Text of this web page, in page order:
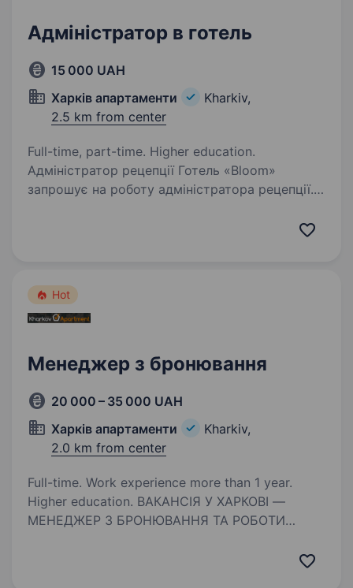
Адміністратор в готель
15 000 UAH
Харків апартаменти
Kharkiv,
2.5 km from center
Full-time, part-time. Higher education.
Адміністратор рецепції Готель «Вloom»
запрошує на роботу адміністратора рецепції.
Hot
Менеджер з бронювання
20 000 – 35 000 UAH
Харків апартаменти
Kharkiv,
2.0 km from center
Full-time. Work experience more than 1 year.
Higher education. ВАКАНСІЯ У ХАРКОВІ —
МЕНЕДЖЕР З БРОНЮВАННЯ ТА РОБОТИ